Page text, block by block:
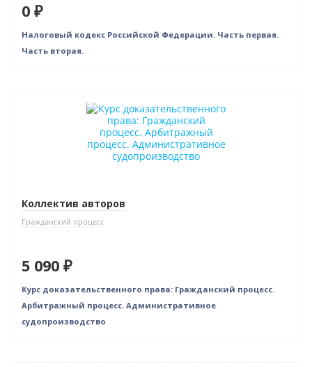
0 ₽
Налоговый кодекс Российской Федерации. Часть первая.
Часть вторая.
Индивидуальный подход
Коллектив авторов
Гражданский процесс
5 090 ₽
Курс доказательственного права: Гражданский процесс.
Арбитражный процесс. Административное
судопроизводство